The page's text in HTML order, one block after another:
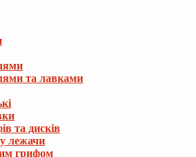
та лавками
та дисків
лежачи
грифом